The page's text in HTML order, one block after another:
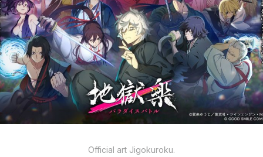
Official art Jigokuroku.